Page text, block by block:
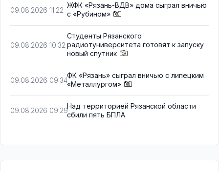
09.08.2026 11:22
ЖФК «Рязань-ВДВ» дома сыграл вничью
с «Рубином»
09.08.2026 10:32
Студенты Рязанского
радиотуниверситета готовят к запуску
новый спутник
09.08.2026 09:34
ФК «Рязань» сыграл вничью с липецким
«Металлургом»
09.08.2026 09:29
Над территорией Рязанской области
сбили пять БПЛА